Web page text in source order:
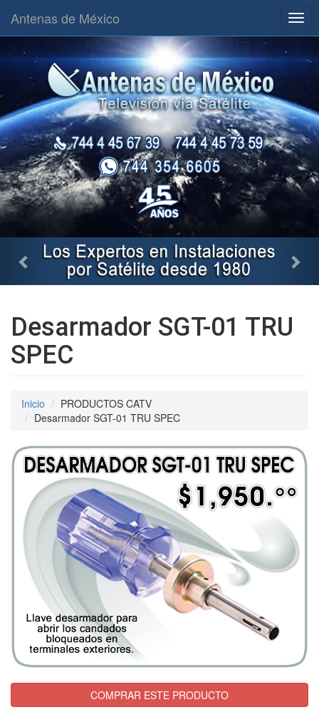
Antenas de México
Desarmador SGT-01 TRU
SPEC
Inicio
PRODUCTOS CATV
Desarmador SGT-01 TRU SPEC
COMPRAR ESTE PRODUCTO